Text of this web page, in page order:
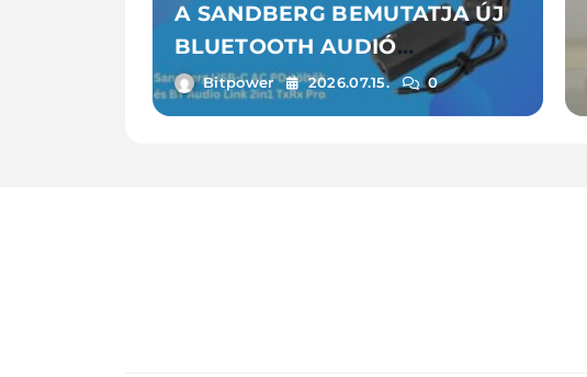
A SANDBERG BEMUTATJA ÚJ
BLUETOOTH AUDIÓ
ADAPTERÉT ÉS
LAPTOPTÖLTŐIT
Bitpower 2026.07.15. 0